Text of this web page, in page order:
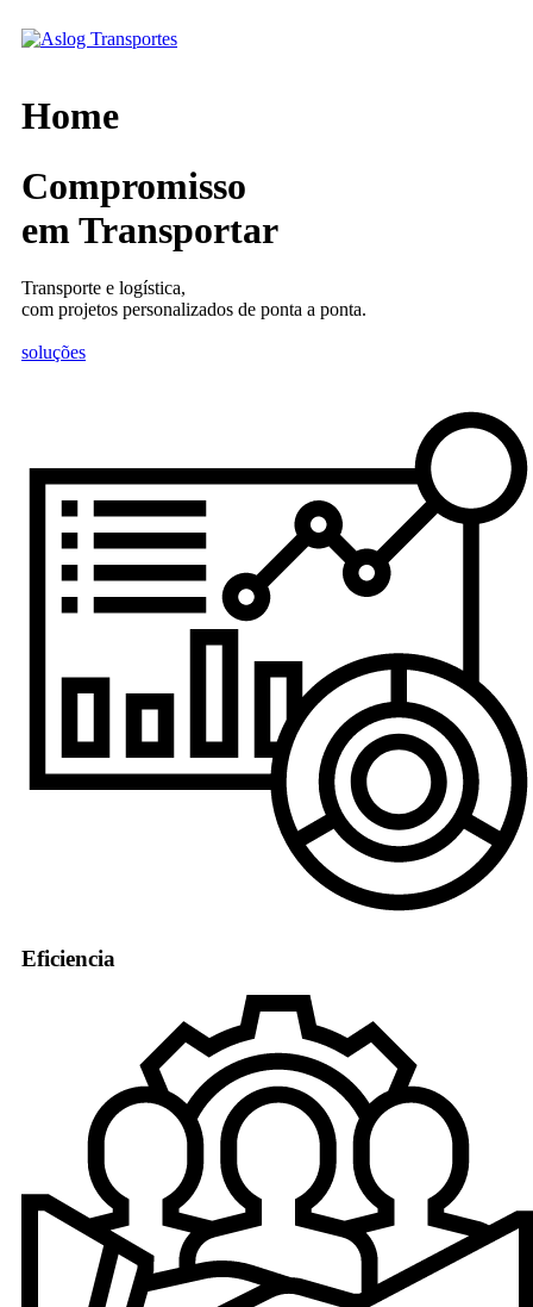
Home
Compromisso
em Transportar
Transporte e logística,
com projetos personalizados de ponta a ponta.
soluções
Eficiencia